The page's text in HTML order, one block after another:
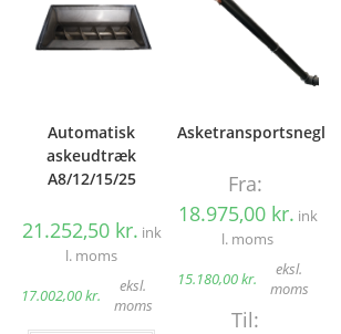
Automatisk
askeudtræk
A8/12/15/25
21.252,50 kr. ink
l. moms
17.002,00kr.
eksl.
moms
Asketransportsnegl
Fra:
18.975,00 kr. ink
l. moms
15.180,00kr.
eksl.
moms
Til: